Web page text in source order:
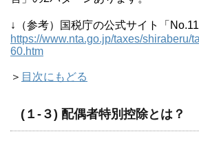
↓（参考）国税庁の公式サイト「
https://www.nta.go.jp/taxes/shiraberu/
60.htm
＞ 目次にもどる
(１-３) 配偶者特別控除とは？